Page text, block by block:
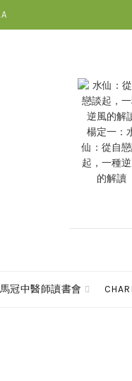
楊定一：
仙：從自
起，一種
的解讀
馬冠中醫師讀書會